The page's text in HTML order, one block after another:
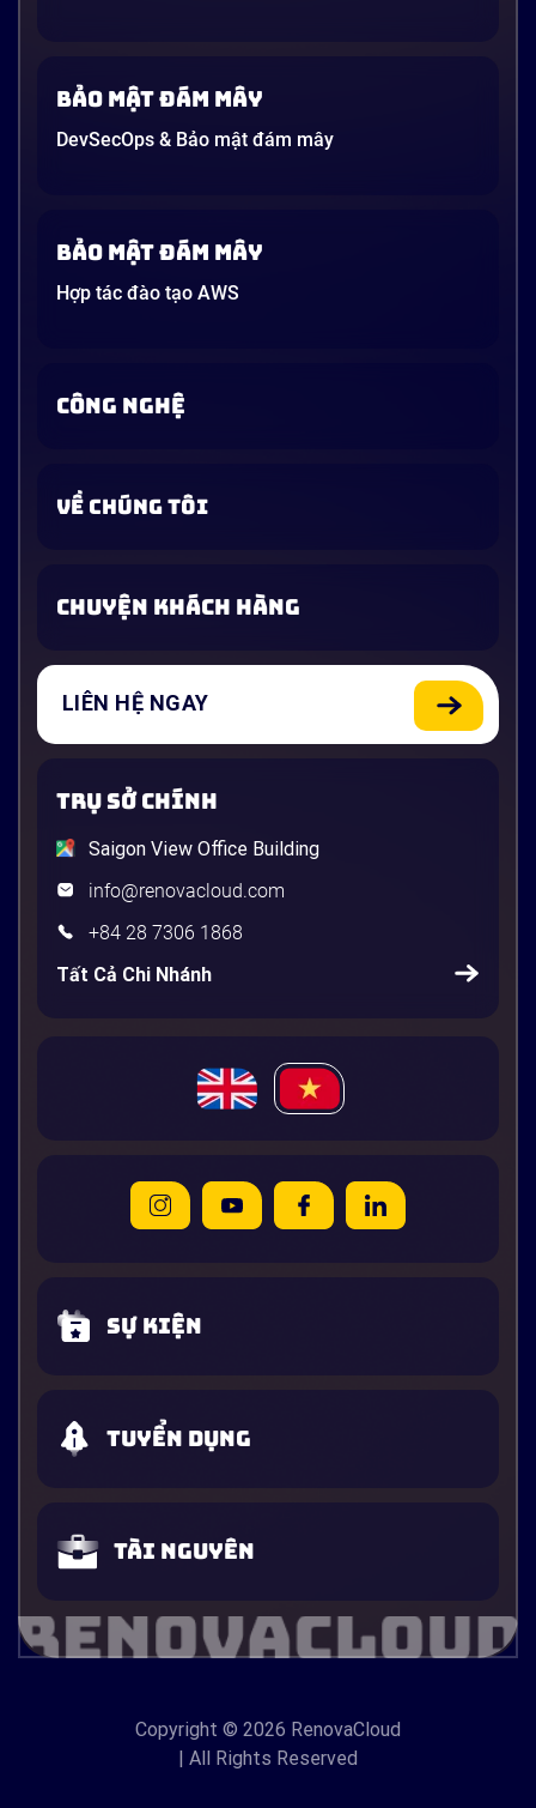
Bảo mật đám mây
DevSecOps & Bảo mật đám mây
Bảo mật đám mây
Hợp tác đào tạo AWS
CÔNG NGHỆ
VỀ CHÚNG TÔI
CHUYỆN KHÁCH HÀNG
LIÊN HỆ NGAY
TRỤ SỞ CHÍNH
Saigon View Office Building
info@renovacloud.com
+84 28 7306 1868
Tất Cả Chi Nhánh
Sự kiện
Tuyển dụng
Tài nguyên
Copyright © 2026 RenovaCloud
| All Rights Reserved